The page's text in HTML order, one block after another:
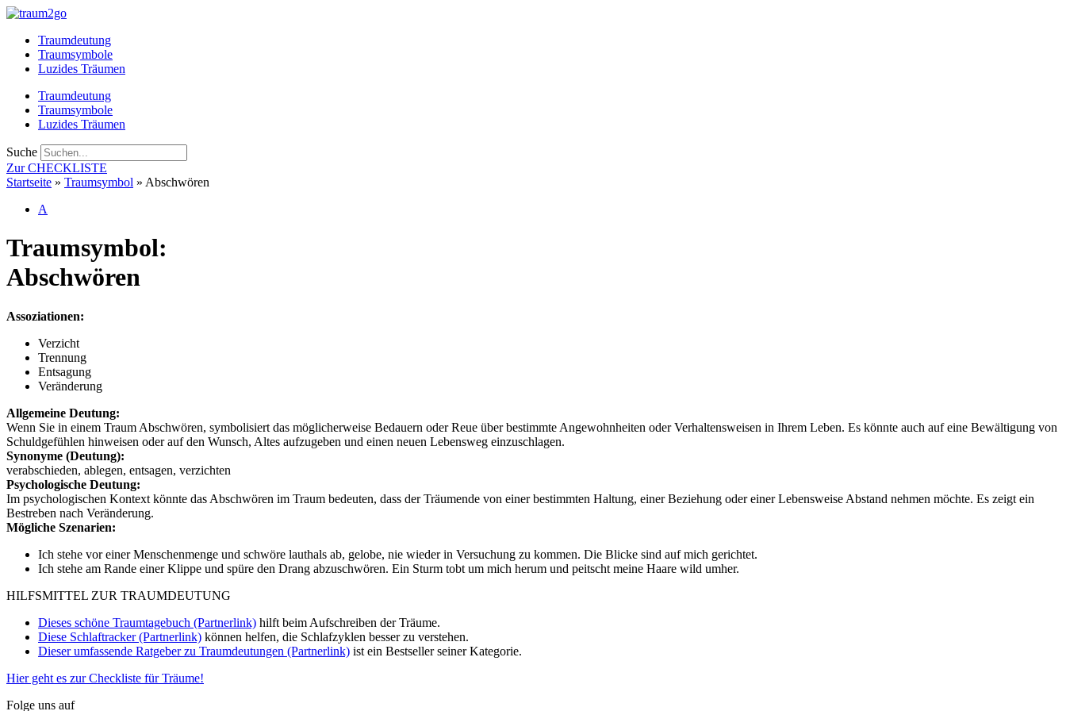
Zum
springenTraumdeutung
Traumsymbole
Luzides Träumen
Traumdeutung
Traumsymbole
Luzides Träumen
Suche
Zur CHECKLISTE
Startseite » Traumsymbol » Abschwören
A
Traumsymbol:
Abschwören
Assoziationen:
Verzicht
Trennung
Entsagung
Veränderung
Allgemeine Deutung:
Wenn Sie in einem Traum Abschwören, symbolisiert das möglicherweise Bedauern oder Reue über bestimmte Angewohnheiten oder Verhaltensweisen in Ihrem Leben. Es könnte auch auf eine Bewältigung von
Schuldgefühlen hinweisen oder auf den Wunsch, Altes aufzugeben und einen neuen Lebensweg einzuschlagen.
Synonyme (Deutung):
verabschieden, ablegen, entsagen, verzichten
Psychologische Deutung:
Im psychologischen Kontext könnte das Abschwören im Traum bedeuten, dass der Träumende von einer bestimmten Haltung, einer Beziehung oder einer Lebensweise Abstand nehmen möchte. Es zeigt ein
Bestreben nach Veränderung.
Mögliche Szenarien:
Ich stehe vor einer Menschenmenge und schwöre lauthals ab, gelobe, nie wieder in Versuchung zu kommen. Die Blicke sind auf mich gerichtet.
Ich stehe am Rande einer Klippe und spüre den Drang abzuschwören. Ein Sturm tobt um mich herum und peitscht meine Haare wild umher.
HILFSMITTEL ZUR TRAUMDEUTUNG
Dieses schöne Traumtagebuch (Partnerlink) hilft beim Aufschreiben der Träume.
Diese Schlaftracker (Partnerlink) können helfen, die Schlafzyklen besser zu verstehen.
Dieser umfassende Ratgeber zu Traumdeutungen (Partnerlink) ist ein Bestseller seiner Kategorie.
Hier geht es zur Checkliste für Träume!
Folge uns auf